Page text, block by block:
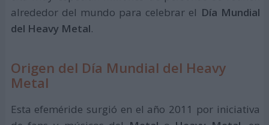
alrededor del mundo para celebrar el Día Mundial
del Heavy Metal.
Origen del Día Mundial del Heavy
Metal
Esta efeméride surgió en el año 2011 por iniciativa